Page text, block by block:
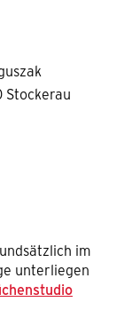
Stockerau
im
unterliegen